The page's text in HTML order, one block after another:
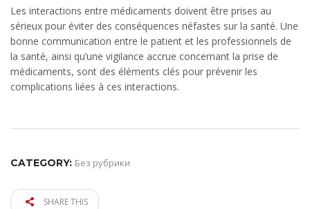
Les interactions entre médicaments doivent être prises au
sérieux pour éviter des conséquences néfastes sur la santé. Une
bonne communication entre le patient et les professionnels de
la santé, ainsi qu’une vigilance accrue concernant la prise de
médicaments, sont des éléments clés pour prévenir les
complications liées à ces interactions.
CATEGORY: Без рубрики
SHARE THIS